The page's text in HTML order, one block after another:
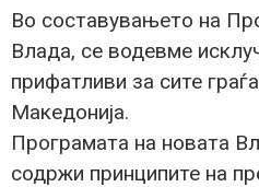
Во составувањето на
Влада, се водевме
прифатливи за сите
Македонија.
Програмата на новата
содржи принципите на